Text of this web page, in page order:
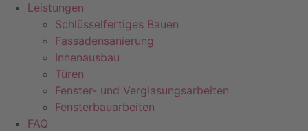
Leistungen
Schlüsselfertiges Bauen
Fassadensanierung
Innenausbau
Türen
Fenster- und Verglasungsarbeiten
Fensterbauarbeiten
FAQ